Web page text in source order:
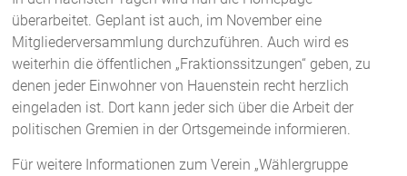
überarbeitet. Geplant ist auch, im November eine
Mitgliederversammlung durchzuführen. Auch wird es
weiterhin die öffentlichen „Fraktionssitzungen“ geben, zu
denen jeder Einwohner von Hauenstein recht herzlich
eingeladen ist. Dort kann jeder sich über die Arbeit der
politischen Gremien in der Ortsgemeinde informieren.
Für weitere Informationen zum Verein „Wählergruppe